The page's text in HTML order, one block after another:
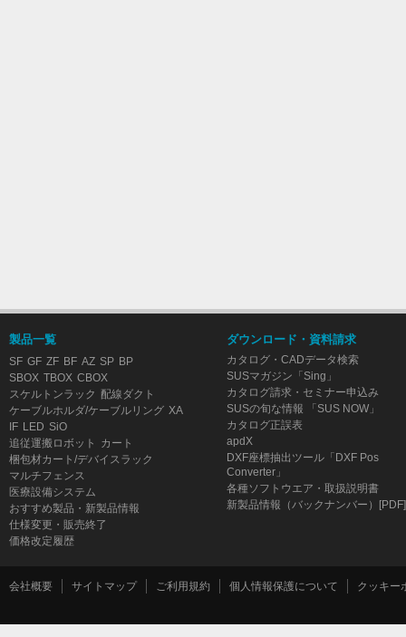
製品一覧
SF GF ZF BF AZ SP BP
SBOX TBOX CBOX
スケルトンラック 配線ダクト
ケーブルホルダ/ケーブルリング XA
IF LED SiO
追従運搬ロボット
カート
梱包材カート/デバイスラック
マルチフェンス
医療設備システム
おすすめ製品・新製品情報
仕様変更・販売終了
価格改定履歴
ダウンロード・資料請求
カタログ・CADデータ検索
SUSマガジン「Sing」
カタログ請求・セミナー申込み
SUSの旬な情報 「SUS NOW」
カタログ正誤表
apdX
DXF座標抽出ツール「DXF Pos
Converter」
各種ソフトウエア・取扱説明書
新製品情報（バックナンバー）[PDF]
会社概要 サイトマップ ご利用規約 個人情報保護について クッキー